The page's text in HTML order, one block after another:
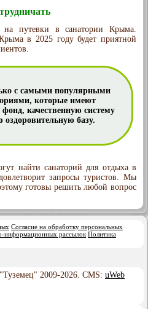
путевки в санатории Крыма.
в 2025 году будет приятной
с самыми популярными
которые имеют
качественную систему
базу.
найти санаторий для отдыха в
запросы туристов. Мы
готовы решить любой вопрос
Согласие на обработку персональных
информационных рассылок Политика
2009-2026. CMS: uWeb